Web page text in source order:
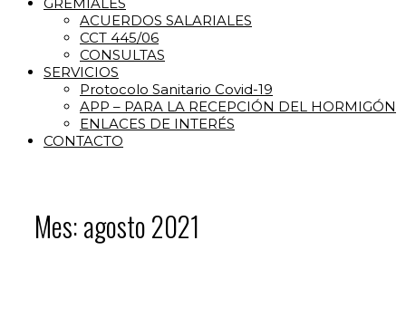
ACUERDOS SALARIALES
CCT 445/06
CONSULTAS
SERVICIOS
Protocolo Sanitario Covid-19
APP – PARA LA RECEPCIÓN DEL HORMIGÓN
ENLACES DE INTERÉS
CONTACTO
Mes:agosto 2021